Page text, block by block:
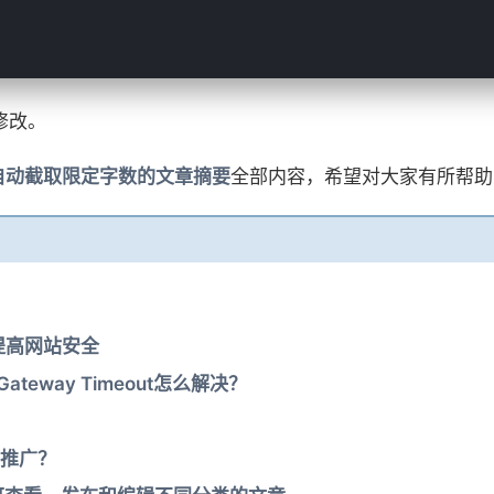
。
截取限定字数的文章摘要全部内容，希望对大家有所帮
网站安全
Timeout怎么解决？
广？